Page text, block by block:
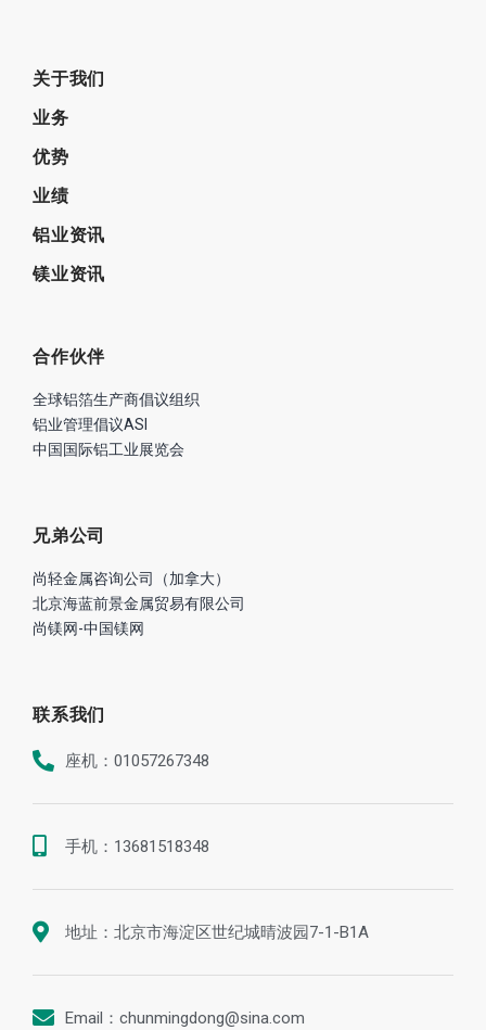
关于我们
业务
优势
业绩
铝业资讯
镁业资讯
合作伙伴
全球铝箔生产商倡议组织
铝业管理倡议ASI
中国国际铝工业展览会
兄弟公司
尚轻金属咨询公司（加拿大）
北京海蓝前景金属贸易有限公司
尚镁网-中国镁网
联系我们
座机：01057267348
手机：13681518348
地址：北京市海淀区世纪城晴波园7-1-B1A
Email：chunmingdong@sina.com